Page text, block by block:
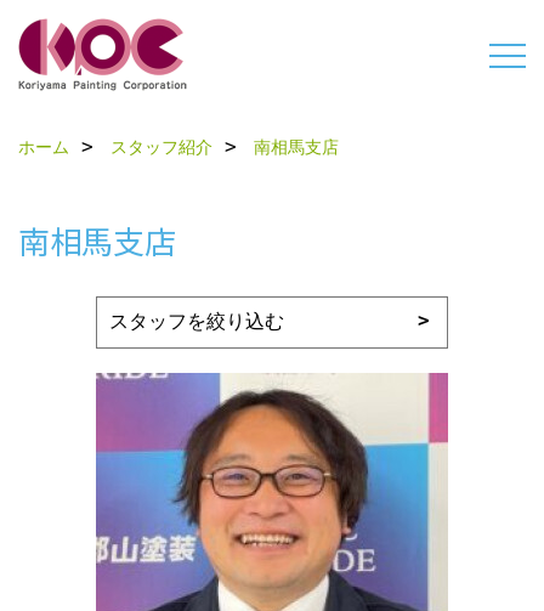
ホーム スタッフ紹介 南相馬支店
南相馬支店